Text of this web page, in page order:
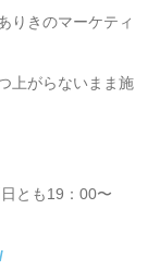
りきのマーケティ
上がらないまま施
とも19：00〜